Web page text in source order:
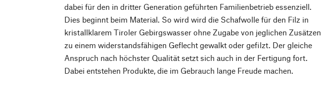
dabei für den in dritter Generation geführten Familienbetrieb essenziell.
Dies beginnt beim Material. So wird wird die Schafwolle für den Filz in
kristallklarem Tiroler Gebirgswasser ohne Zugabe von jeglichen Zusätzen
zu einem widerstandsfähigen Geflecht gewalkt oder gefilzt. Der gleiche
Anspruch nach höchster Qualität setzt sich auch in der Fertigung fort.
Dabei entstehen Produkte, die im Gebrauch lange Freude machen.